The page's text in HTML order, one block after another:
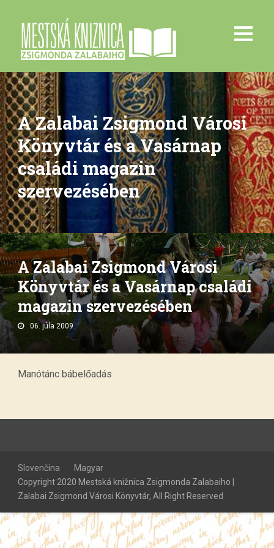
A Zalabai Zsigmond Városi
Könyvtár és a Vasárnap
családi magazin
szervezésében
A Zalabai Zsigmond Városi
Könyvtár és a Vasárnap családi
magazin szervezésében
06. júla 2009.
Manótánc bábelőadás
Slovenčina
Magyar
Copyright 2020 Mestská knižnica Zsigmonda Zalabaiho |
Zalabai Zsigmond Városi Könyvtár, All Right Reserved